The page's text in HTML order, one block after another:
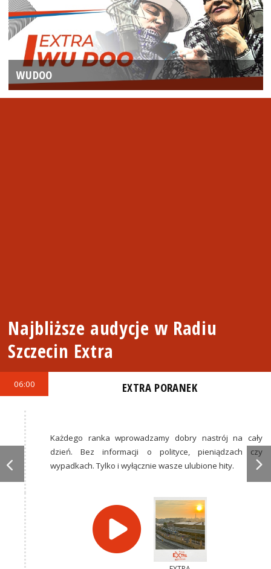
WUDOO
Najbliższe audycje w Radiu
Szczecin Extra
06:00 EXTRA PORANEK
Każdego ranka wprowadzamy dobry nastrój na cały
dzień. Bez informacji o polityce, pieniądzach czy
wypadkach. Tylko i wyłącznie wasze ulubione hity.